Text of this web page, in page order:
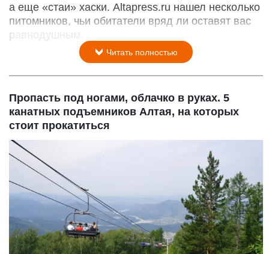
а еще «стаи» хаски. Altapress.ru нашел несколько
питомников, чьи обитатели вряд ли оставят вас
равнодушным.
Читать полностью
Пропасть под ногами, облачко в руках. 5
канатных подъемников Алтая, на которых
стоит прокатиться